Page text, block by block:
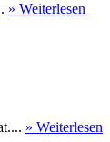
» Weiterlesen
» Weiterlesen